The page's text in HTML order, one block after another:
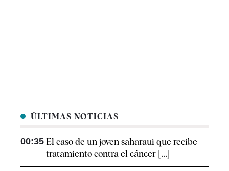
ÚLTIMAS NOTICIAS
00:35 El caso de un joven saharaui que recibe
tratamiento contra el cáncer [...]